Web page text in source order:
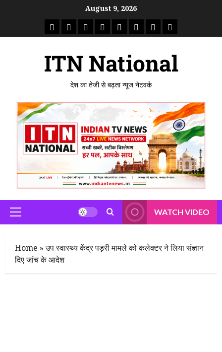
August 9, 2026
ITN National
देश का तेजी से बढ़ता न्यूज नेटवर्क
WATCH VIDEO
Home »उप स्वास्थ्य केंद्र पड़री मामले को कलेक्टर ने लिया संज्ञान
दिए जांच के आदेश